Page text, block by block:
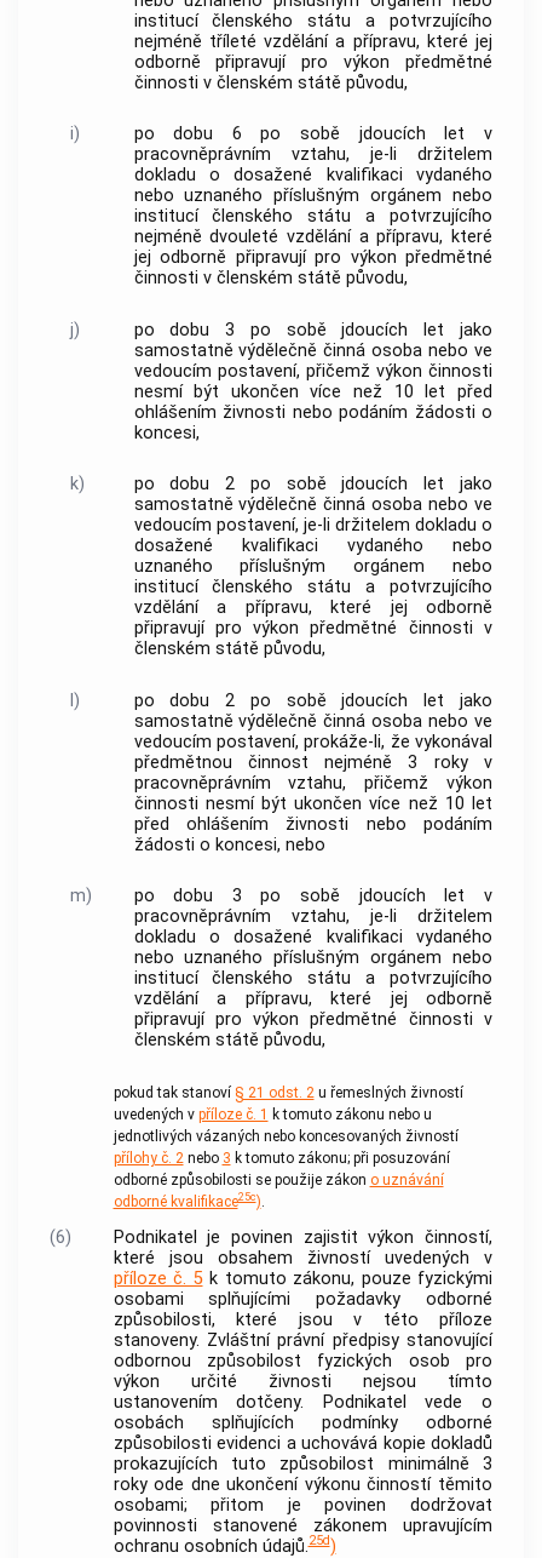
institucí členského státu a potvrzujícího
nejméně tříleté vzdělání a přípravu, které jej
odborně připravují pro výkon předmětné
činnosti v členském státě původu,
i)
po dobu 6 po sobě jdoucích let v
pracovněprávním vztahu, je-li držitelem
dokladu o dosažené kvalifikaci vydaného
nebo uznaného příslušným orgánem nebo
institucí členského státu a potvrzujícího
nejméně dvouleté vzdělání a přípravu, které
jej odborně připravují pro výkon předmětné
činnosti v členském státě původu,
j)
po dobu 3 po sobě jdoucích let jako
samostatně výdělečně činná osoba nebo ve
vedoucím postavení, přičemž výkon činnosti
nesmí být ukončen více než 10 let před
ohlášením živnosti nebo podáním žádosti o
koncesi,
k)
po dobu 2 po sobě jdoucích let jako
samostatně výdělečně činná osoba nebo ve
vedoucím postavení, je-li držitelem dokladu o
dosažené kvalifikaci vydaného nebo
uznaného příslušným orgánem nebo
institucí členského státu a potvrzujícího
vzdělání a přípravu, které jej odborně
připravují pro výkon předmětné činnosti v
členském státě původu,
l)
po dobu 2 po sobě jdoucích let jako
samostatně výdělečně činná osoba nebo ve
vedoucím postavení, prokáže-li, že vykonával
předmětnou činnost nejméně 3 roky v
pracovněprávním vztahu, přičemž výkon
činnosti nesmí být ukončen více než 10 let
před ohlášením živnosti nebo podáním
žádosti o koncesi, nebo
m)
po dobu 3 po sobě jdoucích let v
pracovněprávním vztahu, je-li držitelem
dokladu o dosažené kvalifikaci vydaného
nebo uznaného příslušným orgánem nebo
institucí členského státu a potvrzujícího
vzdělání a přípravu, které jej odborně
připravují pro výkon předmětné činnosti v
členském státě původu,
pokud tak stanoví § 21 odst. 2 u řemeslných živností
uvedených v příloze č. 1 k tomuto zákonu nebo u
jednotlivých vázaných nebo koncesovaných živností
přílohy č. 2 nebo 3 k tomuto zákonu; při posuzování
odborné způsobilosti se použije zákon o uznávání
odborné kvalifikace25c)
(6)
Podnikatel je povinen zajistit výkon činností,
které jsou obsahem živnostíuvedených v
příloze č. 5k tomuto zákonu, pouze fyzickými
osobami splňujícími požadavky odborné
způsobilosti, které jsou v této příloze
stanoveny. Zvláštní právní předpisy stanovující
odbornou způsobilost fyzických osob pro
výkon určité živnosti nejsou tímto
ustanovením dotčeny. Podnikatel vede o
osobách splňujících podmínky odborné
způsobilosti evidenci a uchovává kopie dokladů
prokazujících tuto způsobilost minimálně 3
roky ode dne ukončení výkonu činností těmito
osobami; přitom je povinen dodržovat
povinnosti stanovené zákonem upravujícím
ochranu osobních údajů.25d)